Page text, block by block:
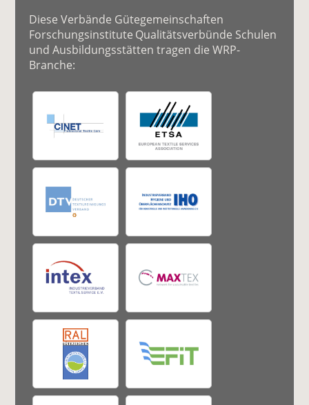
Diese Verbände Gütegemeinschaften
Forschungsinstitute Qualitätsverbünde Schulen
und Ausbildungsstätten tragen die WRP-
Branche: